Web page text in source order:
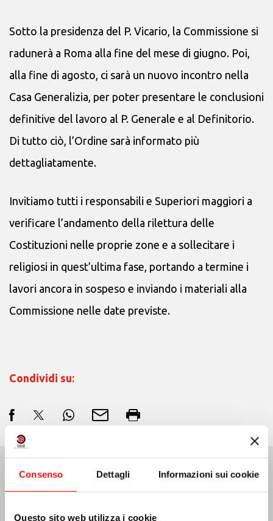
Consenso Dettagli Informazioni sui cookie
Questo sito web utilizza i cookie
Sotto la presidenza del P. Vicario, la Commissione si
radunerà a Roma alla fine del mese di giugno. Poi,
alla fine di agosto, ci sarà un nuovo incontro nella
Casa Generalizia, per poter presentare le conclusioni
definitive del lavoro al P. Generale e al Definitorio.
Di tutto ciò, l’Ordine sarà informato più
dettagliatamente.
Invitiamo tutti i responsabili e Superiori maggiori a
verificare l’andamento della rilettura delle
Costituzioni nelle proprie zone e a sollecitare i
religiosi in quest’ultima fase, portando a termine i
lavori ancora in sospeso e inviando i materiali alla
Commissione nelle date previste.
Condividi su:
Ultime Notizie: